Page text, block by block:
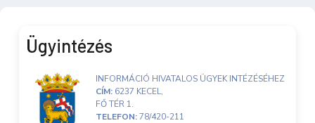
Ügyintézés
INFORMÁCIÓ HIVATALOS ÜGYEK INTÉZÉSÉHEZ
CÍM: 6237 KECEL,
FŐ TÉR 1.
TELEFON:78/420-211